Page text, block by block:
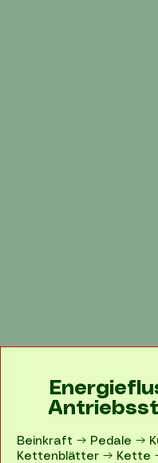
Beinkraft → Pedale →
Kettenblätter → Kette